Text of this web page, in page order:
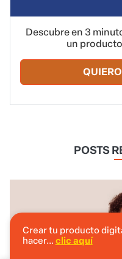
Descubre en 3
un
POSTS
En Hotmart
Crear tu producto
hacer... clic aquí